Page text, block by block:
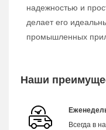
надежностью и
делает его
промышленных
Наши
Всегда в